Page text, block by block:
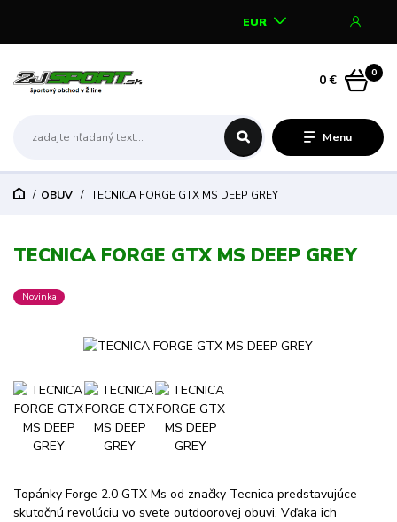
Menu
EUR
0
0 €
OBUV TECNICA FORGE GTX MS DEEP GREY
TECNICA FORGE GTX MS DEEP GREY
Novinka
Topánky Forge 2.0 GTX Ms od značky Tecnica predstavujúce
skutočnú revolúciu vo svete outdoorovej obuvi. Vďaka ich